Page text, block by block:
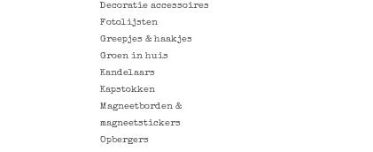
Decoratie accessoires
Fotolijsten
Greepjes & haakjes
Groen in huis
Kandelaars
Kapstokken
Magneetborden &
magneetstickers
Opbergers